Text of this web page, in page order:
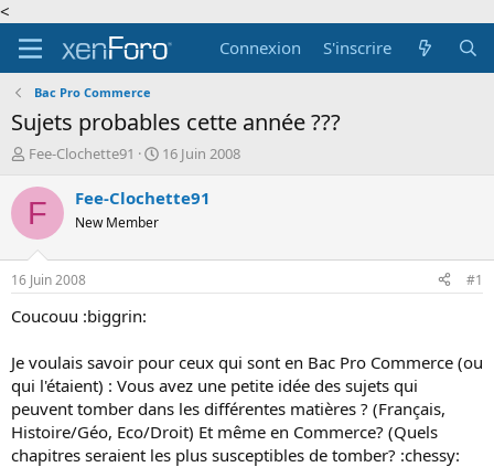
<
Connexion
S'inscrire
Bac Pro Commerce
Sujets probables cette année ???
A
t
e
r
d
e
l
i
s
c
u
s
Fee-Clochette91
D
t
é
16 Juin 2008
F Fee-Clochette91
New Member
16 Juin 2008 #1
Coucouu :biggrin:
Je voulais savoir pour ceux qui sont en Bac Pro Commerce (ou
qui l'étaient) : Vous avez une petite idée des sujets qui
peuvent tomber dans les différentes matières ? (Français,
Histoire/Géo, Eco/Droit) Et même en Commerce? (Quels
chapitres seraient les plus susceptibles de tomber? :chessy: